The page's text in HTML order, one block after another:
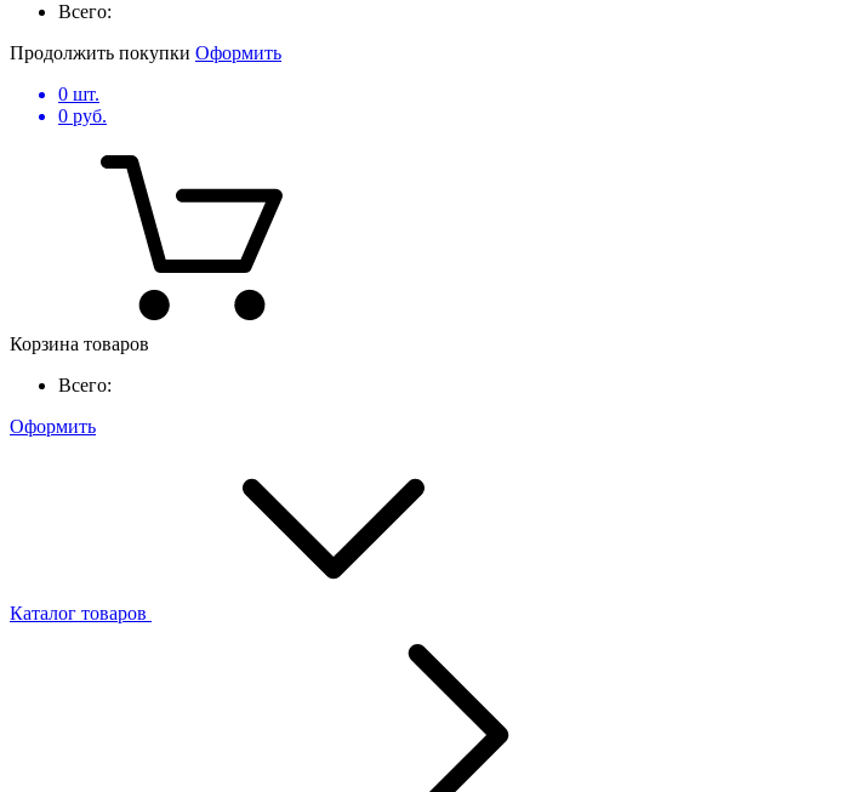
Всего:
Продолжить покупки Оформить
0 шт.
0 руб.
Корзина товаров
Всего:
Оформить
Каталог товаров